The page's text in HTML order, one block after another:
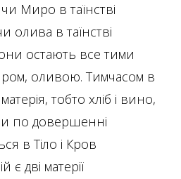
Миро в таїнстві
олива в таїнстві
остають все тими
оливою. Тимчасом в
матерія, тобто хліб і вино,
по довершенні
в Тіло і Кров
є дві матерії